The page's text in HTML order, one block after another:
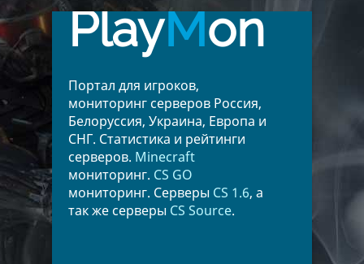
PlayMon
Портал для игроков,
мониторинг серверов Россия,
Белоруссия, Украина, Европа и
СНГ. Статистика и рейтинги
серверов. Minecraft
мониторинг. CS GO
мониторинг. Серверы CS 1.6, а
так же серверы CS Source.